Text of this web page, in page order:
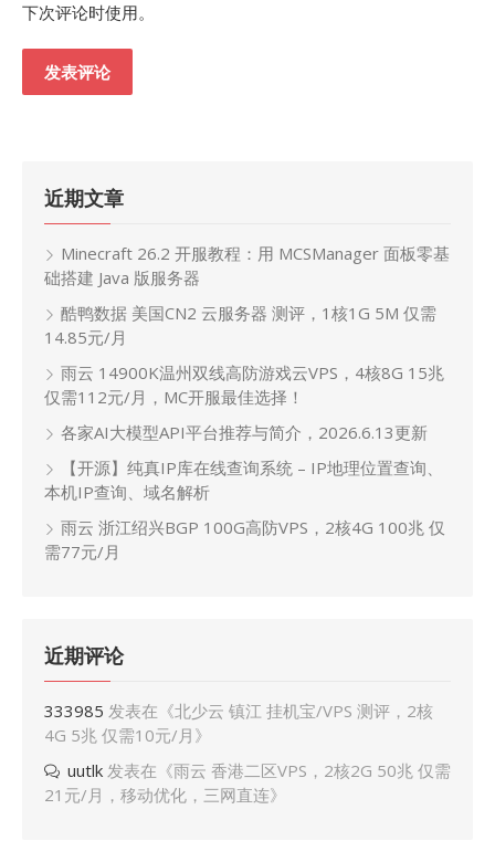
下次评论时使用。
近期文章
Minecraft 26.2 开服教程：用 MCSManager 面板零基
础搭建 Java 版服务器
酷鸭数据 美国CN2 云服务器 测评，1核1G 5M 仅需
14.85元/月
雨云 14900K温州双线高防游戏云VPS，4核8G 15兆
仅需112元/月，MC开服最佳选择！
各家AI大模型API平台推荐与简介，2026.6.13更新
【开源】纯真IP库在线查询系统 – IP地理位置查询、
本机IP查询、域名解析
雨云 浙江绍兴BGP 100G高防VPS，2核4G 100兆 仅
需77元/月
近期评论
333985 发表在《北少云 镇江 挂机宝/VPS 测评，2核
4G 5兆 仅需10元/月 》
uutlk 发表在《雨云 香港二区VPS，2核2G 50兆 仅需
21元/月，移动优化，三网直连》